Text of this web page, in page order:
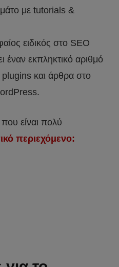
με tutorials &
ειδικός στο SEO
έναν εκπληκτικό αριθμό
και άρθρα στο
είναι πολύ
περιεχόμενο: